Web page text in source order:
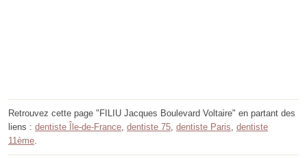
Retrouvez cette page "FILIU Jacques Boulevard Voltaire" en partant des
liens : dentiste Île-de-France dentiste 75 dentiste Paris dentiste
11ème